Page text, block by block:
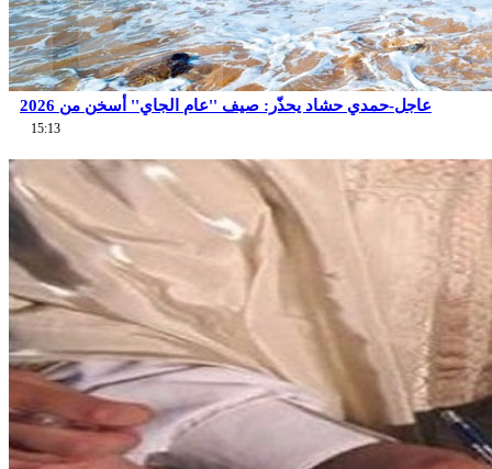
عاجل-حمدي حشاد يحذّر: صيف ''عام الجاي'' أسخن من 2026
15:13